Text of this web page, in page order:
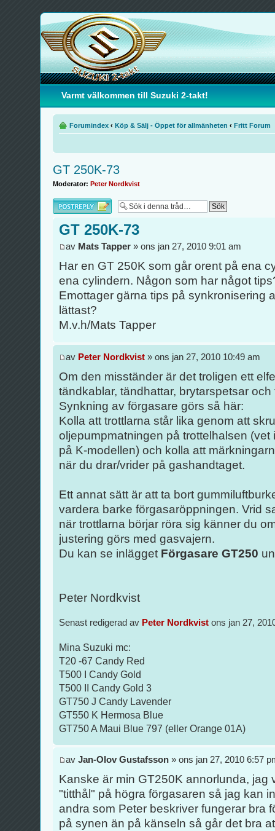
Varmt välkommen till Suzuki 2-takt!
Forumindex ‹ Köp & Sälj - Öppet för allmänheten ‹ Fritt Forum
GT 250K-73
Moderator: Peter Nordkvist
Besvara
GT 250K-73
av Mats Tapper » ons jan 27, 2010 9:01 am
Har en GT 250K som går orent på ena
ena cylindern. Någon som har något
Emottager gärna tips på synkronisering
lättast?
M.v.h/Mats Tapper
av Peter Nordkvist » ons jan 27, 2010 10:49 am
Om den misständer är det troligen ett
tändkablar, tändhattar, brytarspetsar och
Synkning av förgasare görs så här:
Kolla att trottlarna står lika genom att
oljepumpmatningen på trottelhalsen
på K-modellen) och kolla att
när du drar/vrider på gashandtaget.
Ett annat sätt är att ta bort
vardera barke förgasaröppningen. Vrid
när trottlarna börjar röra sig känner du
justering görs med gasvajern.
Du kan se inlägget Förgasare GT250
Peter Nordkvist
Senast redigerad av Peter Nordkvist ons jan 27,
Mina Suzuki mc:
T20 -67 Candy Red
T500 I Candy Gold
T500 II Candy Gold 3
GT750 J Candy Lavender
GT550 K Hermosa Blue
GT750 A Maui Blue 797 (eller Orange 01A)
av Jan-Olov Gustafsson » ons jan 27, 2010 6:57
Kanske är min GT250K annorlunda, jag
"titthål" på högra förgasaren så jag kan
andra som Peter beskriver fungerar bra
på synen än på känseln så går det bra